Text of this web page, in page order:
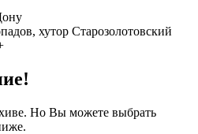
хутор Старозолотовский
Но Вы можете выбрать